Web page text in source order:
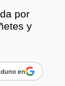
por
y
en